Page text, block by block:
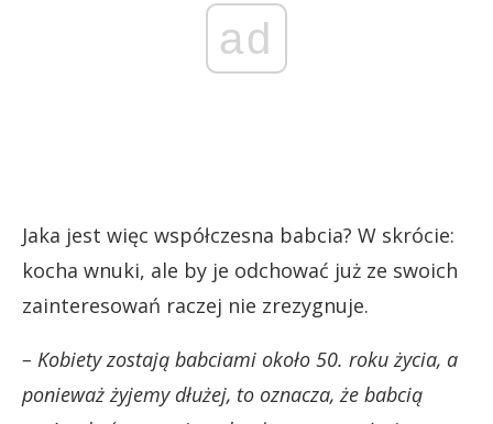
ad
Jaka jest więc współczesna babcia? W skrócie:
kocha wnuki, ale by je odchować już ze swoich
zainteresowań raczej nie zrezygnuje.
– Kobiety zostają babciami około 50. roku życia, a
ponieważ żyjemy dłużej, to oznacza, że babcią